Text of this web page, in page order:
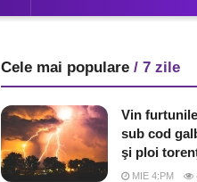
Cele mai populare / 7 zile
Vin
sub cod
şi ploi
MIE 4:PM